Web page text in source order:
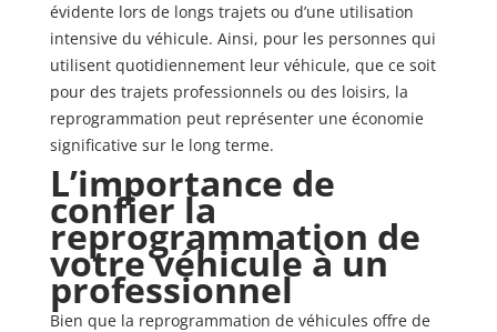
évidente lors de longs trajets ou d’une utilisation
intensive du véhicule. Ainsi, pour les personnes qui
utilisent quotidiennement leur véhicule, que ce soit
pour des trajets professionnels ou des loisirs, la
reprogrammation peut représenter une économie
significative sur le long terme.
L’importance de
confier la
reprogrammation de
votre véhicule à un
professionnel
Bien que la reprogrammation de véhicules offre de